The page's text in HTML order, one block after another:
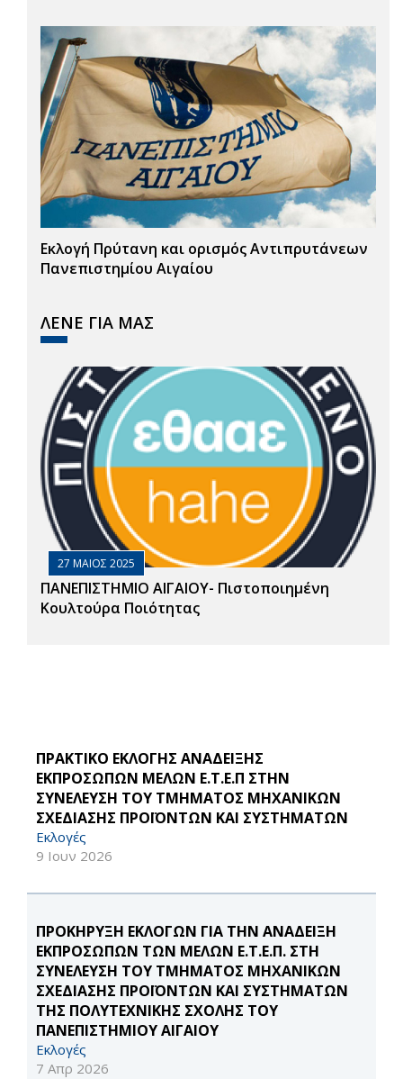
Εκλογή Πρύτανη και ορισμός Αντιπρυτάνεων
Πανεπιστημίου Αιγαίου
ΛΕΝΕ ΓΙΑ ΜΑΣ
27 ΜΑΙΟΣ 2025
ΠΑΝΕΠΙΣΤΗΜΙΟ ΑΙΓΑΙΟΥ- Πιστοποιημένη
Κουλτούρα Ποιότητας
ΠΡΑΚΤΙΚΟ ΕΚΛΟΓΗΣ ΑΝΑΔΕΙΞΗΣ
ΕΚΠΡΟΣΩΠΩΝ ΜΕΛΩΝ Ε.Τ.Ε.Π ΣΤΗΝ
ΣΥΝΕΛΕΥΣΗ ΤΟΥ ΤΜΗΜΑΤΟΣ ΜΗΧΑΝΙΚΩΝ
ΣΧΕΔΙΑΣΗΣ ΠΡΟΪΟΝΤΩΝ ΚΑΙ ΣΥΣΤΗΜΑΤΩΝ
Εκλογές
9 Ιουν 2026
ΠΡΟΚΗΡΥΞΗ ΕΚΛΟΓΩΝ ΓΙΑ ΤΗΝ ΑΝΑΔΕΙΞΗ
ΕΚΠΡΟΣΩΠΩΝ ΤΩΝ ΜΕΛΩΝ Ε.Τ.Ε.Π. ΣΤΗ
ΣΥΝΕΛΕΥΣΗ ΤΟΥ ΤΜΗΜΑΤΟΣ ΜΗΧΑΝΙΚΩΝ
ΣΧΕΔΙΑΣΗΣ ΠΡΟΪΟΝΤΩΝ ΚΑΙ ΣΥΣΤΗΜΑΤΩΝ
ΤΗΣ ΠΟΛΥΤΕΧΝΙΚΗΣ ΣΧΟΛΗΣ ΤΟΥ
ΠΑΝΕΠΙΣΤΗΜΙΟΥ ΑΙΓΑΙΟΥ
Εκλογές
7 Απρ 2026